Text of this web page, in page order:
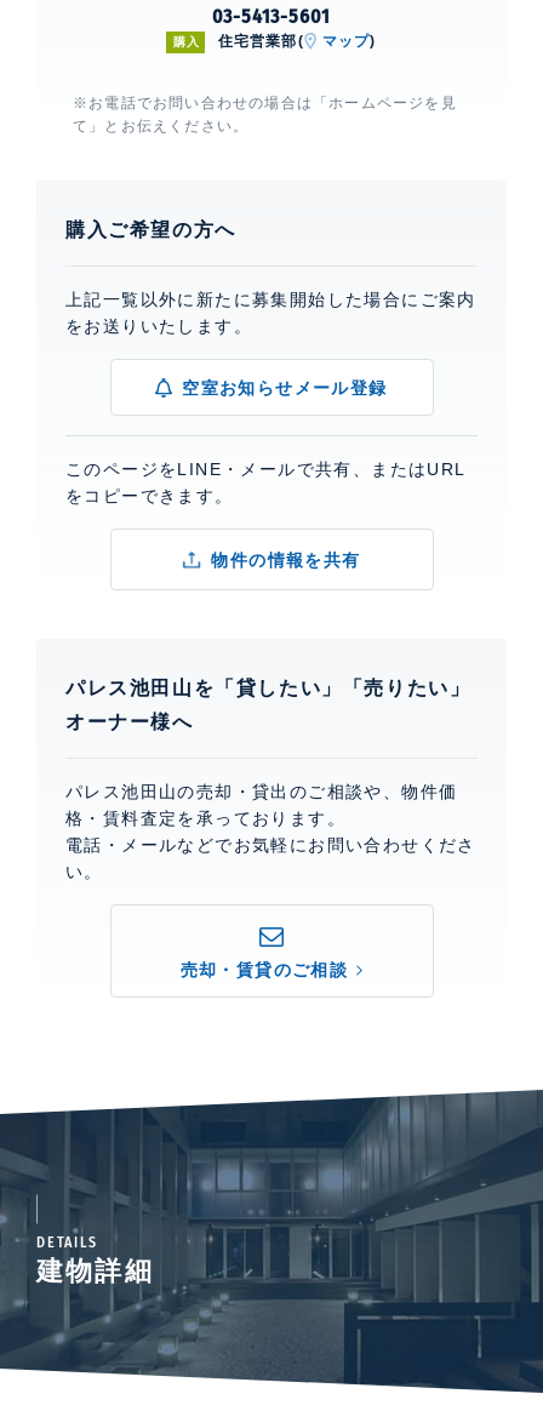
03-5413-5601
購入 住宅営業部( マップ)
※お電話でお問い合わせの場合は「ホームページを見
て」とお伝えください。
購入ご希望の方へ
上記一覧以外に新たに募集開始した場合にご案内
をお送りいたします。
空室お知らせメール登録
このページをLINE・メールで共有、またはURL
をコピーできます。
物件の情報を共有
パレス池田山を「貸したい」「売りたい」
オーナー様へ
パレス池田山の売却・貸出のご相談や、物件価
格・賃料査定を承っております。
電話・メールなどでお気軽にお問い合わせくださ
い。
売却・賃貸のご相談
DETAILS
建物詳細